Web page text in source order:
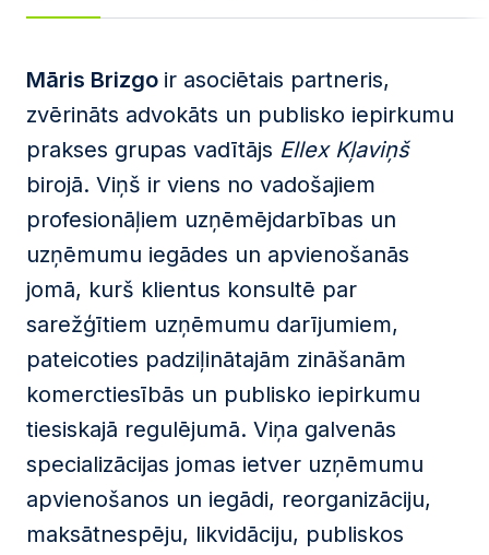
Piekrītu privātuma politikaspamatnostādnēm
Šo tīmekļa vietni aizsargā reCAPTCHA un Google
privātuma pamatnostādnes, un tai tiek piemēroti
pakalpojumu sniegšanas noteikumi.
Sūtīt ziņu
Māris Brizgo ir asociētais partneris,
zvērināts advokāts un publisko iepirkumu
prakses grupas vadītājs Ellex Kļaviņš
birojā. Viņš ir viens no vadošajiem
profesionāļiem uzņēmējdarbības un
uzņēmumu iegādes un apvienošanās
jomā, kurš klientus konsultē par
sarežģītiem uzņēmumu darījumiem,
pateicoties padziļinātajām zināšanām
komerctiesībās un publisko iepirkumu
tiesiskajā regulējumā. Viņa galvenās
specializācijas jomas ietver uzņēmumu
apvienošanos un iegādi, reorganizāciju,
maksātnespēju, likvidāciju, publiskos